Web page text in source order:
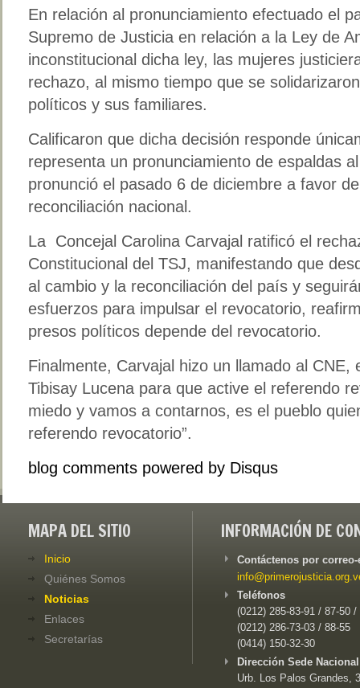
En relación al pronunciamiento efectuado el
Supremo de Justicia en relación a la Ley de
inconstitucional dicha ley, las mujeres
rechazo, al mismo tiempo que se
políticos y sus familiares.
Calificaron que dicha decisión responde
representa un pronunciamiento de espaldas
pronunció el pasado 6 de diciembre a favor
reconciliación nacional.
La Concejal Carolina Carvajal ratificó el
Constitucional del TSJ, manifestando que
al cambio y la reconciliación del país y
esfuerzos para impulsar el revocatorio,
presos políticos depende del revocatorio.
Finalmente, Carvajal hizo un llamado al CNE,
Tibisay Lucena para que active el referendo
miedo y vamos a contarnos, es el pueblo
referendo revocatorio”.
blog comments powered by Disqus
MAPA DEL SITIO
Inicio
Quiénes Somos
Noticias
Enlaces
Secretarías
INFORMACIÓN DE
Contáctenos por
Teléfonos
(0212) 285-83-91 / 87-50 /
(0212) 286-73-03 / 88-55
(0414) 150-32-30
Dirección Sede
Urb. Los Palos Grandes,